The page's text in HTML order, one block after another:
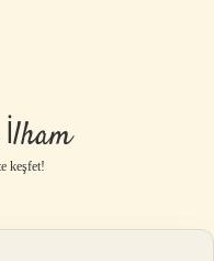
keşfet!